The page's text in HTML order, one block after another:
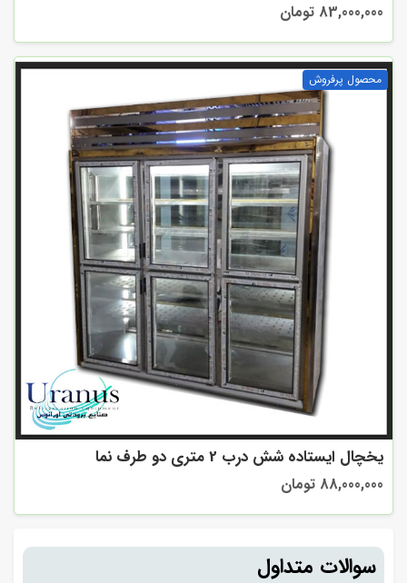
83,000,000 تومان
یخچال ایستاده شش درب 2 متری دو طرف نما
88,000,000 تومان
سوالات متداول